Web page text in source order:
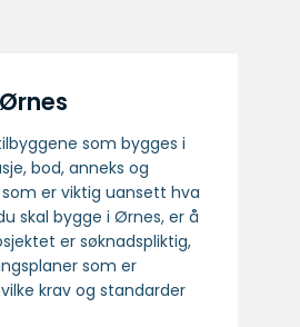
som bygges i
bod, anneks og
er viktig uansett hva
skal bygge i Ørnes, er å
er søknadspliktig,
som er
krav og standarder